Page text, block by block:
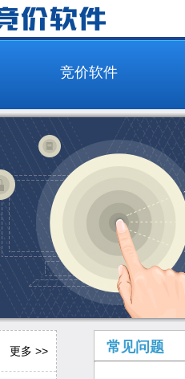
竞价软件
更多 >> 常见问题